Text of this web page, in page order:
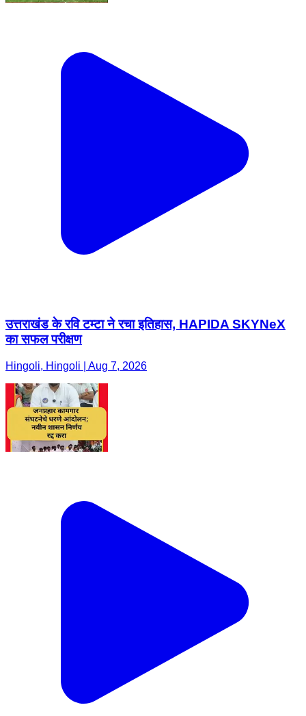
उत्तराखंड के रवि टम्टा ने रचा इतिहास, HAPIDA SKYNeX
का सफल परीक्षण
Hingoli, Hingoli | Aug 7, 2026